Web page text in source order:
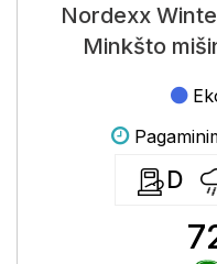
Nordexx
Minkšto
D